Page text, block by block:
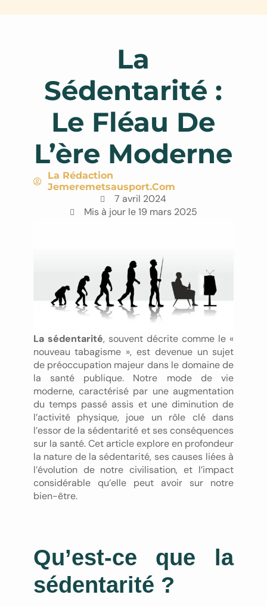
La
Sédentarité :
Le Fléau De
L’ère Moderne
La Rédaction
Jemeremetsausport.com
7 avril 2024
Mis à jour le 19 mars 2025
La sédentarité, souvent décrite comme le «
nouveau tabagisme », est devenue un sujet
de préoccupation majeur dans le domaine de
la santé publique. Notre mode de vie
moderne, caractérisé par une augmentation
du temps passé assis et une diminution de
l’activité physique, joue un rôle clé dans
l’essor de la sédentarité et ses conséquences
sur la santé. Cet article explore en profondeur
la nature de la sédentarité, ses causes liées à
l’évolution de notre civilisation, et l’impact
considérable qu’elle peut avoir sur notre
bien-être.
Qu’est-ce que la
sédentarité ?